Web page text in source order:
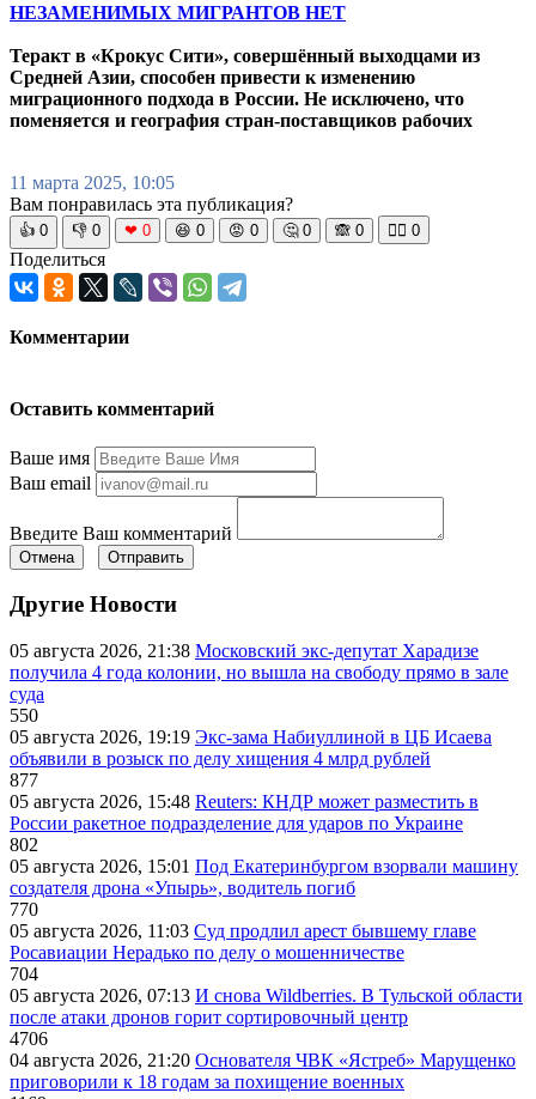
НЕЗАМЕНИМЫХ МИГРАНТОВ НЕТ
Теракт в «Крокус Сити», совершённый выходцами из
Средней Азии, способен привести к изменению
миграционного подхода в России. Не исключено, что
поменяется и география стран-поставщиков рабочих
11 марта 2025, 10:05
Вам понравилась эта публикация?
👍 0 👎 0 ❤ 0 😆 0 😡 0 🤔 0 🙈 0 🧘‍♀️ 0
Поделиться
Комментарии
Оставить комментарий
Ваше имя
Ваш email
Введите Ваш комментарий
Отмена Отправить
Другие Новости
05 августа 2026, 21:38 Московский экс-депутат Харадизе
получила 4 года колонии, но вышла на свободу прямо в зале
суда
550
05 августа 2026, 19:19 Экс-зама Набиуллиной в ЦБ Исаева
объявили в розыск по делу хищения 4 млрд рублей
877
05 августа 2026, 15:48 Reuters: КНДР может разместить в
России ракетное подразделение для ударов по Украине
802
05 августа 2026, 15:01 Под Екатеринбургом взорвали машину
создателя дрона «Упырь», водитель погиб
770
05 августа 2026, 11:03 Суд продлил арест бывшему главе
Росавиации Нерадько по делу о мошенничестве
704
05 августа 2026, 07:13 И снова Wildberries. В Тульской области
после атаки дронов горит сортировочный центр
4706
04 августа 2026, 21:20 Основателя ЧВК «Ястреб» Марущенко
приговорили к 18 годам за похищение военных